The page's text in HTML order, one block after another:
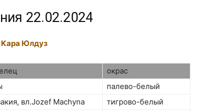
22.02.2024
Кара Юлдуз
окрас
палево-белый
вл.Jozef Machyna
тигрово-белый